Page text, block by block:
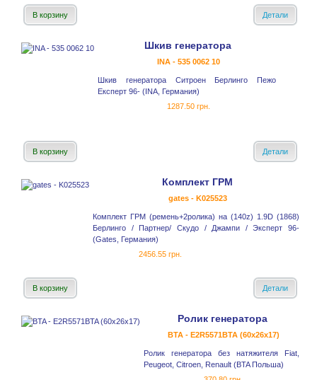
В корзину Детали
Шкив генератора
INA - 535 0062 10
Шкив генератора Ситроен Берлинго Пежо
Експерт 96- (INA, Германия)
1287.50 грн.
В корзину Детали
Комплект ГРМ
gates - K025523
Комплект ГРМ (ремень+2ролика) на (140z) 1.9D (1868)
Берлинго / Партнер/ Скудо / Джампи / Эксперт 96-
(Gates, Германия)
2456.55 грн.
В корзину Детали
Ролик генератора
BTA - E2R5571BTA (60x26x17)
Ролик генератора без натяжителя Fiat,
Peugeot, Citroen, Renault (BTA Польша)